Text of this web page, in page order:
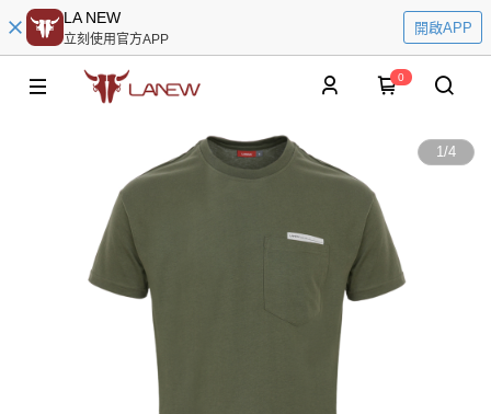
LA NEW
立刻使用官方APP
開啟APP
0
1/4